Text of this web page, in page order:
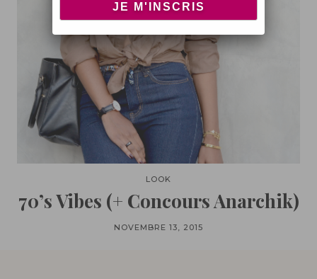
LOOK
70’s Vibes (+ Concours Anarchik)
NOVEMBRE 13, 2015